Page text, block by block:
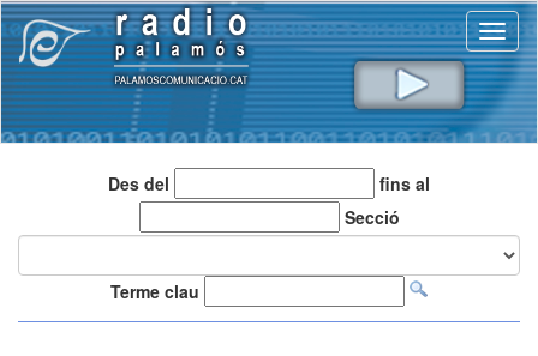
Des del
fins al
Secció
Terme clau